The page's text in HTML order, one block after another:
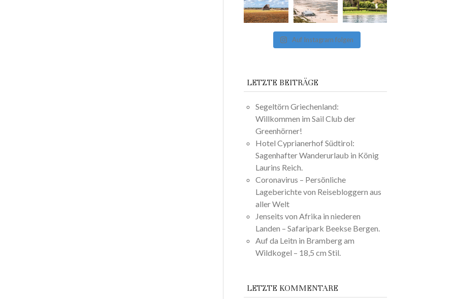
Auf Instagram folgen
LETZTE BEITRÄGE
Segeltörn Griechenland:
Willkommen im Sail Club der
Greenhörner!
Hotel Cyprianerhof Südtirol:
Sagenhafter Wanderurlaub in König
Laurins Reich.
Coronavirus – Persönliche
Lageberichte von Reisebloggern aus
aller Welt
Jenseits von Afrika in niederen
Landen – Safaripark Beekse Bergen.
Auf da Leitn in Bramberg am
Wildkogel – 18,5 cm Stil.
LETZTE KOMMENTARE